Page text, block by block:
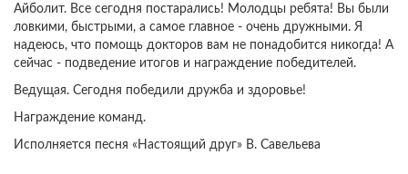
Айболит. Все сегодня постарались! Молодцы ребята! Вы были
ловкими, быстрыми, а самое главное - очень дружными. Я
надеюсь, что помощь докторов вам не понадобится никогда! А
сейчас - подведение итогов и награждение победителей.
Ведущая. Сегодня победили дружба и здоровье!
Награждение команд.
Исполняется песня «Настоящий друг» В. Савельева